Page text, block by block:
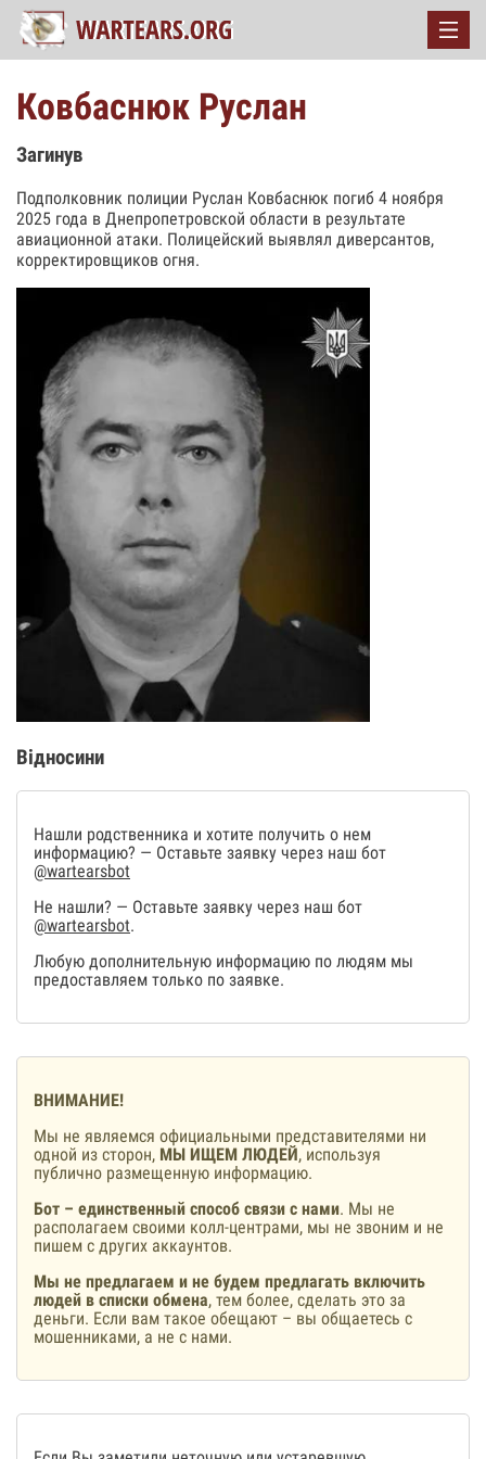
Ковбаснюк Руслан
Загинув
Подполковник полиции Руслан Ковбаснюк погиб 4 ноября
2025 года в Днепропетровской области в результате
авиационной атаки. Полицейский выявлял диверсантов,
корректировщиков огня.
Відносини
Нашли родственника и хотите получить о нем
информацию? — Оставьте заявку через наш бот
@wartearsbot
Не нашли? — Оставьте заявку через наш бот
@wartearsbot.
Любую дополнительную информацию по людям мы
предоставляем только по заявке.
ВНИМАНИЕ!
Мы не являемся официальными представителями ни
одной из сторон, МЫ ИЩЕМ ЛЮДЕЙ, используя
публично размещенную информацию.
Бот – единственный способ связи с нами. Мы не
располагаем своими колл-центрами, мы не звоним и не
пишем с других аккаунтов.
Мы не предлагаем и не будем предлагать включить
людей в списки обмена, тем более, сделать это за
деньги. Если вам такое обещают – вы общаетесь с
мошенниками, а не с нами.